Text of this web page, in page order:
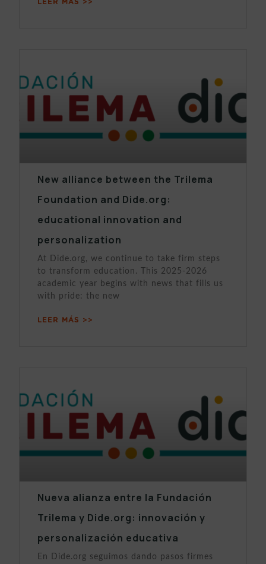
LEER MÁS >>
New alliance between the Trilema
Foundation and Dide.org:
educational innovation and
personalization
At Dide.org, we continue to take firm steps
to transform education. This 2025-2026
academic year begins with news that fills us
with pride: the new
LEER MÁS >>
Nueva alianza entre la Fundación
Trilema y Dide.org: innovación y
personalización educativa
En Dide.org seguimos dando pasos firmes